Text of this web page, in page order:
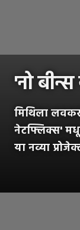
'नो
मिथिला
नेटफ्लिक्स'
या नव्या